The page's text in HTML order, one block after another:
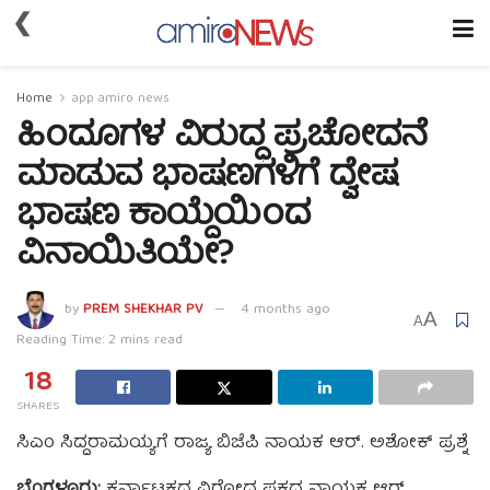
❮
Home app amiro news
ಹಿಂದೂಗಳ ವಿರುದ್ಧ ಪ್ರಚೋದನೆ
ಮಾಡುವ ಭಾಷಣಗಳಿಗೆ ದ್ವೇಷ
ಭಾಷಣ ಕಾಯ್ದೆಯಿಂದ
ವಿನಾಯಿತಿಯೇ?
byPREM SHEKHAR PV
4 months ago
Reading Time: 2 mins read
AA
18
SHARES
ಸಿಎಂ ಸಿದ್ದರಾಮಯ್ಯಗೆ ರಾಜ್ಯ ಬಿಜೆಪಿ ನಾಯಕ ಆರ್. ಅಶೋಕ್ ಪ್ರಶ್ನೆ